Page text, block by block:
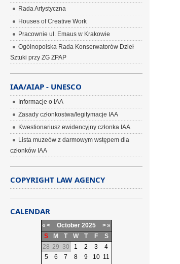
Rada Artystyczna
Houses of Creative Work
Pracownie ul. Emaus w Krakowie
Ogólnopolska Rada Konserwatorów Dzieł
Sztuki przy ZG ZPAP
IAA/AIAP - UNESCO
Informacje o IAA
Zasady członkostwa/legitymacje IAA
Kwestionariusz ewidencyjny członka IAA
Lista muzeów z darmowym wstępem dla
członków IAA
COPYRIGHT LAW AGENCY
CALENDAR
« < October 2025 >»
S
M T W T F
S
28 29 30 1 2 3
4
5
6 7 8 9 10 11